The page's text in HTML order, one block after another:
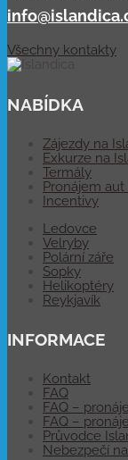
Všechny kontakty
NABÍDKA
Zájezdy na
Exkurze na
Termály
Pronájem aut
Incentivy
Ledovce
Velryby
Polární záře
Sopky
Helikoptéry
Reykjavík
INFORMACE
Kontakt
FAQ
FAQ –
FAQ –
Průvodce
Nebezpečí